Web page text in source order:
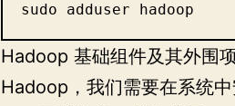
sudo adduser hadoop
Hadoop 基础组件及其外围
Hadoop，我们需要在系统